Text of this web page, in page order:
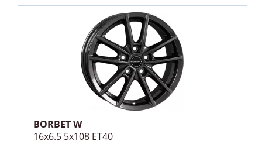
BORBET W
16x6.5 5x108 ET40